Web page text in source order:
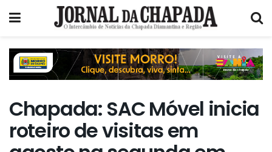
Chapada: SAC Móvel inicia
roteiro de visitas em